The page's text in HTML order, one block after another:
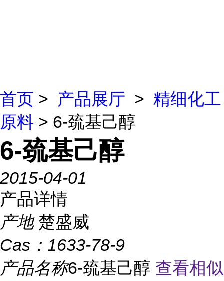
首页 > 产品展厅 > 精细化工
原料 > 6-巯基己醇
6-巯基己醇
2015-04-01
产品详情
产地 楚盛威
Cas： 1633-78-9
产品名称6-巯基己醇 查看相似